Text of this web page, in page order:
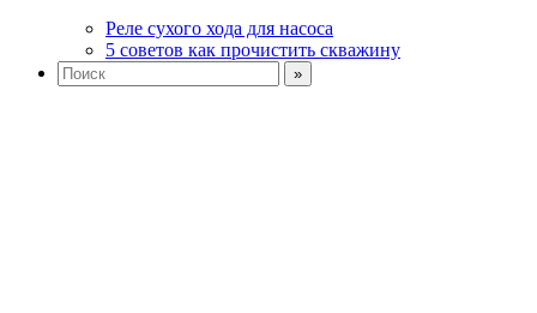
Реле сухого хода для насоса
5 советов как прочистить скважину